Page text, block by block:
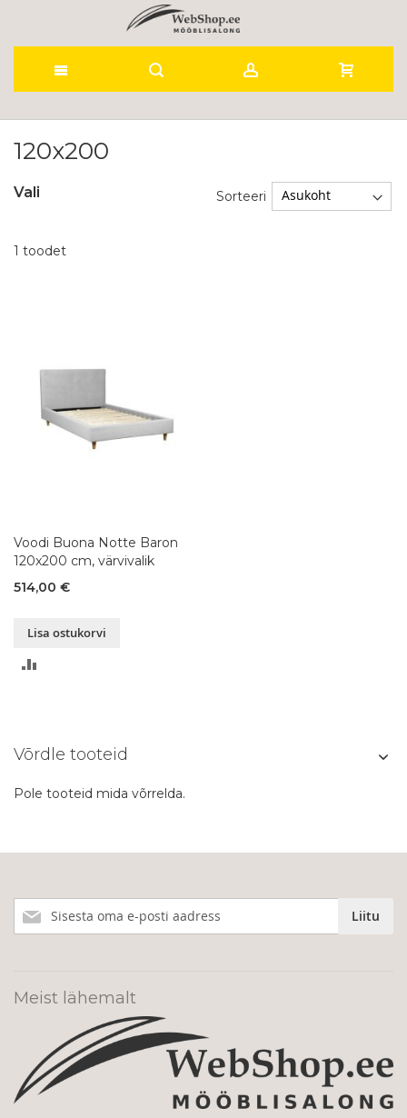
to
120x200
1 toodet
Sorteeri
Voodi Buona Notte Baron
120x200 cm, värvivalik
514,00 €
Lisa ostukorvi
Vali
Võrdle tooteid
Pole tooteid mida võrrelda.
meie
Liitu
Meist lähemalt